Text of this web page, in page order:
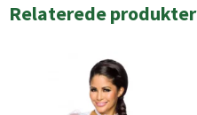
Relaterede produkter